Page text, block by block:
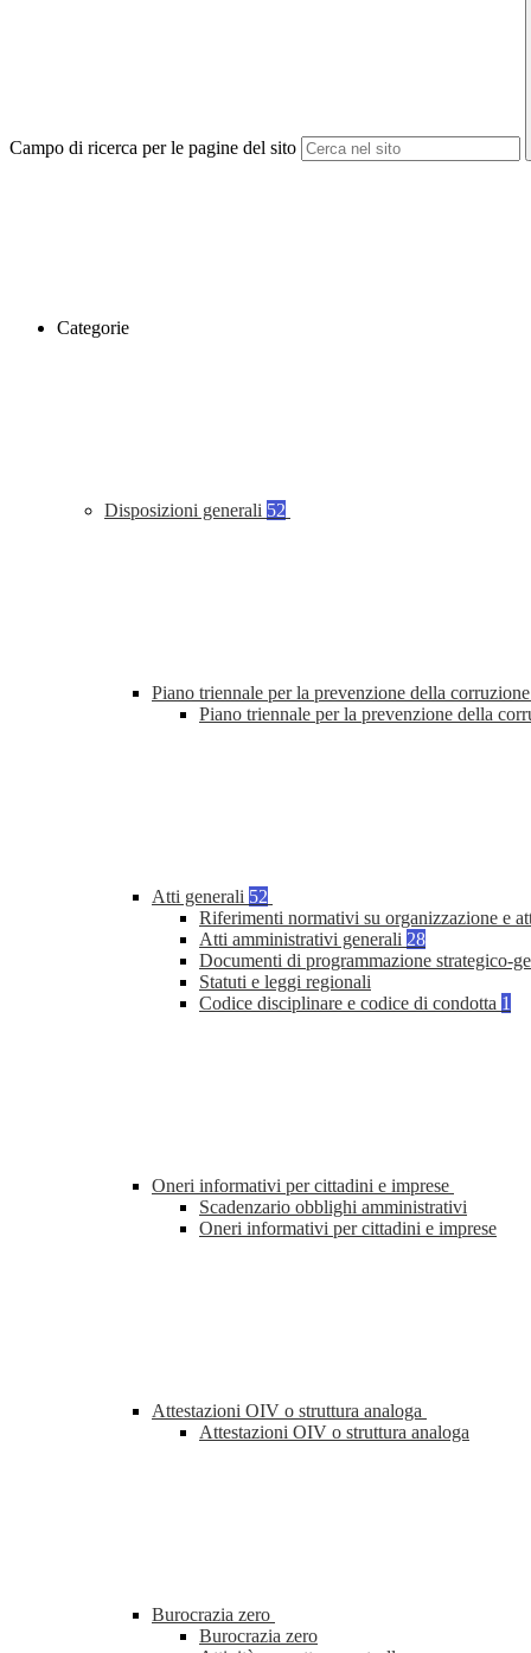
Campo di ricerca per le pagine del sito
Categorie
Disposizioni generali 52
Piano triennale per la prevenzione della
Piano triennale per la prevenzione della
Atti generali 52
Riferimenti normativi su organizzazione e
Atti amministrativi generali 28
Documenti di programmazione strategico-
Statuti e leggi regionali
Codice disciplinare e codice di condotta 1
Oneri informativi per cittadini e imprese
Scadenzario obblighi amministrativi
Oneri informativi per cittadini e imprese
Attestazioni OIV o struttura analoga
Attestazioni OIV o struttura analoga
Burocrazia zero
Burocrazia zero